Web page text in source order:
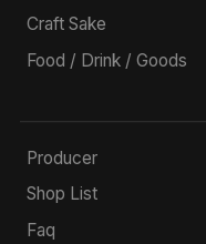
Craft Sake
Food / Drink / Goods
Producer
Shop List
Faq